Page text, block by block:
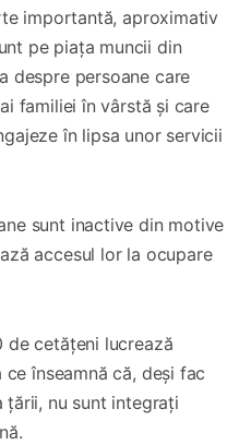
importantă, aproximativ
pe piața muncii din
despre persoane care
familiei în vârstă și care
în lipsa unor servicii
sunt inactive din motive
accesul lor la ocupare
de cetățeni lucrează
înseamnă că, deși fac
nu sunt integrați